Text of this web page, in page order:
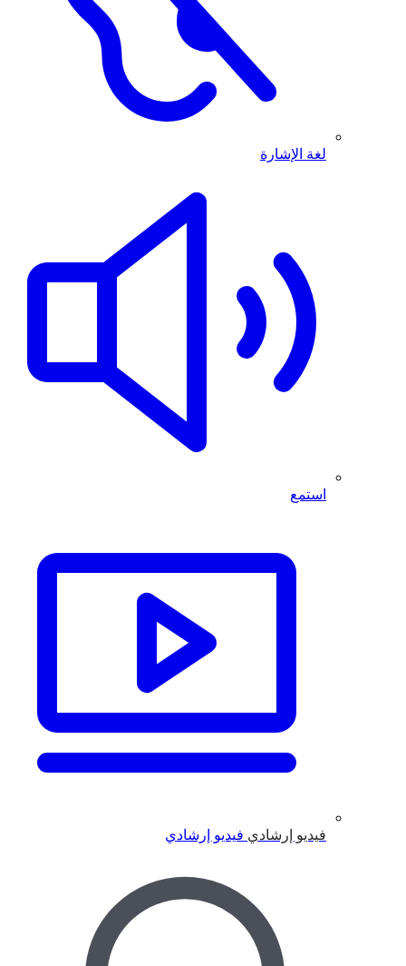
لغة الإشارة
استمع
فيديو إرشادي فيديو إرشادي